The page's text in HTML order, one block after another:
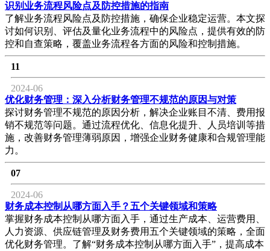
识别业务流程风险点及防控措施的指南
了解业务流程风险点及防控措施，确保企业稳定运营。本文探
讨如何识别、评估及量化业务流程中的风险点，提供有效的防
控和自查策略，覆盖业务流程各方面的风险和控制措施。
11
2024-06
优化财务管理：深入分析财务管理不规范的原因与对策
探讨财务管理不规范的原因分析，解决企业账目不清、费用报
销不规范等问题。通过流程优化、信息化提升、人员培训等措
施，改善财务管理薄弱原因，增强企业财务健康和合规管理能
力。
07
2024-06
财务成本控制从哪方面入手？五个关键领域和策略
掌握财务成本控制从哪方面入手，通过生产成本、运营费用、
人力资源、供应链管理及财务费用五个关键领域的策略，全面
优化财务管理。了解“财务成本控制从哪方面入手”，提高成本